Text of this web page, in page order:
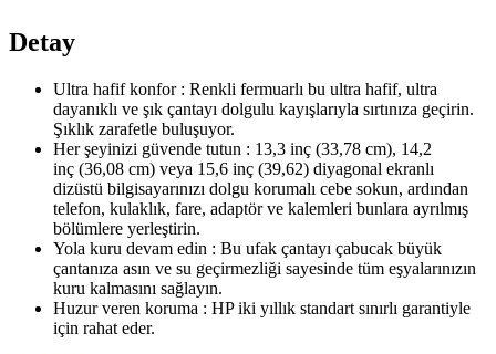
Detay
Ultra hafif konfor : Renkli fermuarlı bu ultra hafif, ultra
dayanıklı ve şık çantayı dolgulu kayışlarıyla sırtınıza geçirin.
Şıklık zarafetle buluşuyor.
Her şeyinizi güvende tutun : 13,3 inç (33,78 cm), 14,2
inç (36,08 cm) veya 15,6 inç (39,62) diyagonal ekranlı
dizüstü bilgisayarınızı dolgu korumalı cebe sokun, ardından
telefon, kulaklık, fare, adaptör ve kalemleri bunlara ayrılmış
bölümlere yerleştirin.
Yola kuru devam edin : Bu ufak çantayı çabucak büyük
çantanıza asın ve su geçirmezliği sayesinde tüm eşyalarınızın
kuru kalmasını sağlayın.
Huzur veren koruma : HP iki yıllık standart sınırlı garantiyle
için rahat eder.